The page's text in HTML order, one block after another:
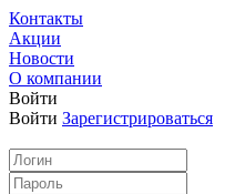
Контакты
Акции
Новости
О компании
Войти
Войти Зарегистрироваться